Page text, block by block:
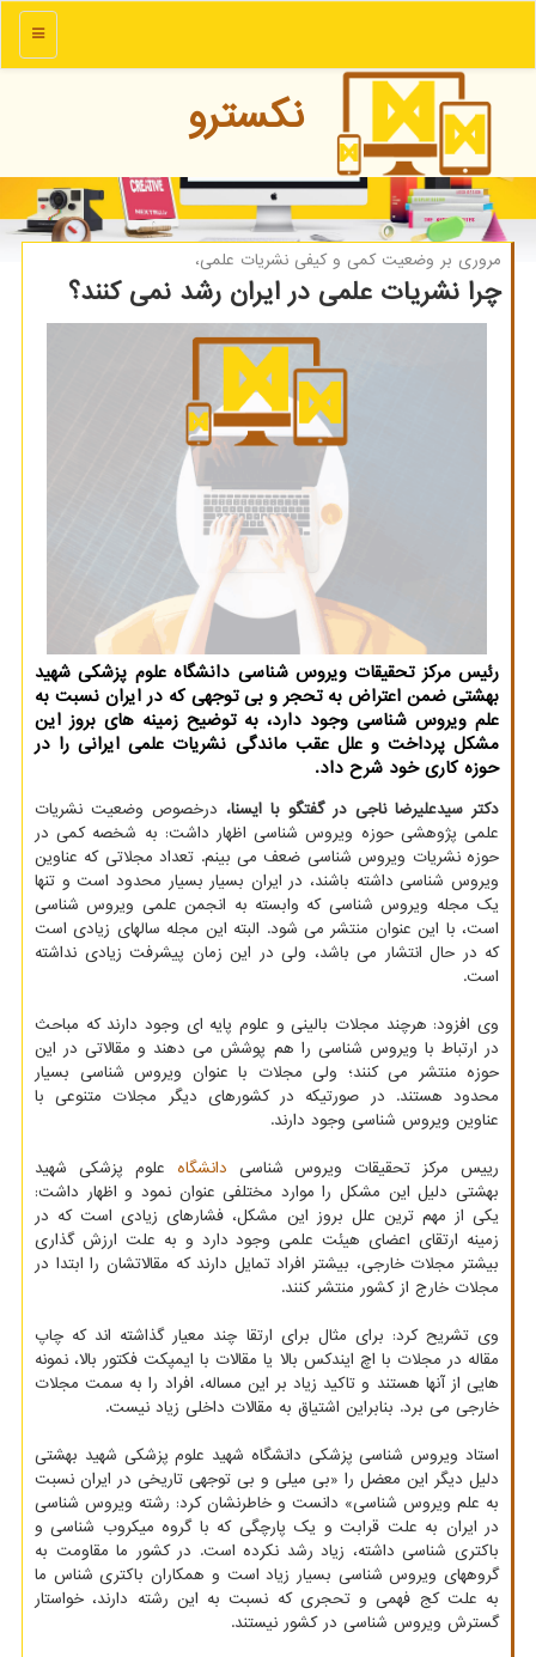
منو
نكسترو
مروری بر وضعیت كمی و كیفی نشریات علمی،
چرا نشریات علمی در ایران رشد نمی کنند؟
رئیس مرکز تحقیقات ویروس شناسی دانشگاه علوم پزشکی شهید
بهشتی ضمن اعتراض به تحجر و بی توجهی که در ایران نسبت به
علم ویروس شناسی وجود دارد، به توضیح زمینه های بروز این
مشکل پرداخت و علل عقب ماندگی نشریات علمی ایرانی را در
حوزه کاری خود شرح داد.
دکتر سیدعلیرضا ناجی در گفتگو با ایسنا، درخصوص وضعیت نشریات
علمی پژوهشی حوزه ویروس شناسی اظهار داشت: به شخصه کمی در
حوزه نشریات ویروس شناسی ضعف می بینم. تعداد مجلاتی که عناوین
ویروس شناسی داشته باشند، در ایران بسیار بسیار محدود است و تنها
یک مجله ویروس شناسی که وابسته به انجمن علمی ویروس شناسی
است، با این عنوان منتشر می شود. البته این مجله سالهای زیادی است
که در حال انتشار می باشد، ولی در این زمان پیشرفت زیادی نداشته
است.
وی افزود: هرچند مجلات بالینی و علوم پایه ای وجود دارند که مباحث
در ارتباط با ویروس شناسی را هم پوشش می دهند و مقالاتی در این
حوزه منتشر می کنند؛ ولی مجلات با عنوان ویروس شناسی بسیار
محدود هستند. در صورتیکه در کشورهای دیگر مجلات متنوعی با
عناوین ویروس شناسی وجود دارند.
رییس مرکز تحقیقات ویروس شناسی دانشگاه علوم پزشکی شهید
بهشتی دلیل این مشکل را موارد مختلفی عنوان نمود و اظهار داشت:
یکی از مهم ترین علل بروز این مشکل، فشارهای زیادی است که در
زمینه ارتقای اعضای هیئت علمی وجود دارد و به علت ارزش گذاری
بیشتر مجلات خارجی، بیشتر افراد تمایل دارند که مقالاتشان را ابتدا در
مجلات خارج از کشور منتشر کنند.
وی تشریح کرد: برای مثال برای ارتقا چند معیار گذاشته اند که چاپ
مقاله در مجلات با اچ ایندکس بالا یا مقالات با ایمپکت فکتور بالا، نمونه
هایی از آنها هستند و تاکید زیاد بر این مساله، افراد را به سمت مجلات
خارجی می برد. بنابراین اشتیاق به مقالات داخلی زیاد نیست.
استاد ویروس شناسی پزشکی دانشگاه شهید علوم پزشکی شهید بهشتی
دلیل دیگر این معضل را «بی میلی و بی توجهی تاریخی در ایران نسبت
به علم ویروس شناسی» دانست و خاطرنشان کرد: رشته ویروس شناسی
در ایران به علت قرابت و یک پارچگی که با گروه میکروب شناسی و
باکتری شناسی داشته، زیاد رشد نکرده است. در کشور ما مقاومت به
گروههای ویروس شناسی بسیار زیاد است و همکاران باکتری شناس ما
به علت کج فهمی و تحجری که نسبت به این رشته دارند، خواستار
گسترش ویروس شناسی در کشور نیستند.